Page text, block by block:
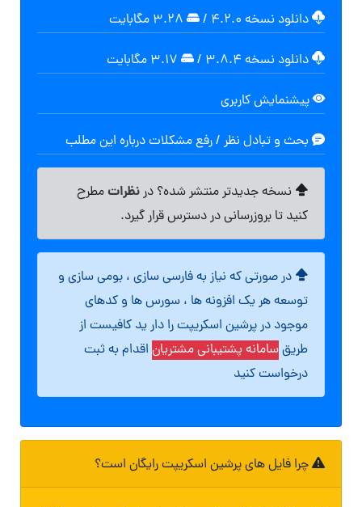
دانلود نسخه ۴.۲.۰ /
دانلود نسخه ۳.۸.۴ /
پیشنمایش کاربری
بحث و تبادل نظر / رفع مشکلات درباره این مطلب
نسخه جدیدتر منتشر شده؟ درنظراتمطرح
کنید تا بروزرسانی در دسترس قرار گیرد.
در صورتی که نیاز به فارسی سازی ، بومی سازی و
توسعه هر یک افزونه ها ، سورس ها و کدهای
موجود در پرشین اسکریپت را دار ید کافیست از
طریقسامانه پشتیبانی مشتریان اقدام به ثبت
درخواست کنید
چرا فایل های پرشین اسکریپت رایگان است؟